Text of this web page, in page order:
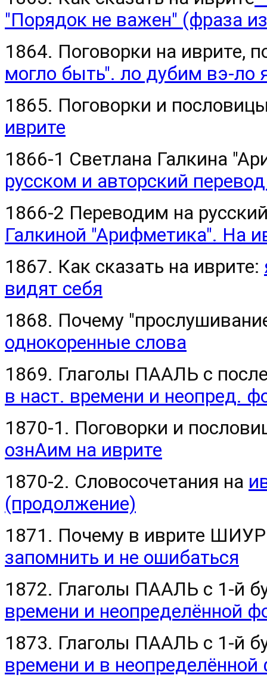
"Порядок не важен" (фраза
1864. Поговорки на иврите,
могло быть". ло дубим вэ-ло
1865. Поговорки и
иврите
1866-1 Светлана Галкина
1866-2 Переводим на
Галкиной "Арифметика". На
1867. Как сказать на иврите:
видят себя
1868. Почему
однокоренные слова
1869. Глаголы ПААЛЬ с
в наст. времени и неопред.
1870-1. Поговорки и
ознАим на иврите
1870-2. Словосочетания на
(продолжение)
1871. Почему в иврите ШИУР
запомнить и не ошибаться
1872. Глаголы ПААЛЬ с 1-й
времени и неопределённой
1873. Глаголы ПААЛЬ с 1-й
времени и в